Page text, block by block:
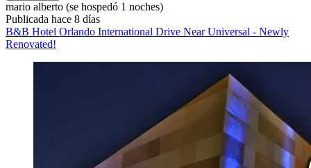
mario alberto (se hospedó 1 noches)
Publicada hace 8 días
B&B Hotel Orlando International Drive Near Universal - Newly
Renovated!